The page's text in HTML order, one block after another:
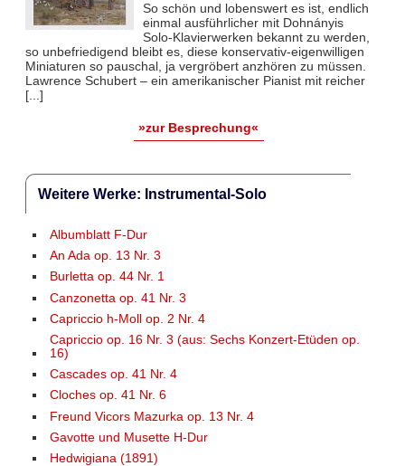
So schön und lobenswert es ist, endlich
einmal ausführlicher mit Dohnányis
Solo-Klavierwerken bekannt zu werden,
so unbefriedigend bleibt es, diese konservativ-eigenwilligen
Miniaturen so pauschal, ja vergröbert anzhören zu müssen.
Lawrence Schubert – ein amerikanischer Pianist mit reicher
[...]
»zur Besprechung«
Weitere Werke: Instrumental-Solo
Albumblatt F-Dur
An Ada op. 13 Nr. 3
Burletta op. 44 Nr. 1
Canzonetta op. 41 Nr. 3
Capriccio h-Moll op. 2 Nr. 4
Capriccio op. 16 Nr. 3 (aus: Sechs Konzert-Etüden op.
16)
Cascades op. 41 Nr. 4
Cloches op. 41 Nr. 6
Freund Vicors Mazurka op. 13 Nr. 4
Gavotte und Musette H-Dur
Hedwigiana (1891)